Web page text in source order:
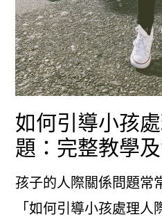
你
高
效
應
對
青
少
年
如何引導小孩
題：完整教學
孩子的人際關係問題常
「如何引導小孩處理人